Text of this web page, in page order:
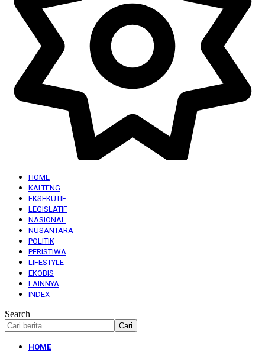
HOME
KALTENG
EKSEKUTIF
LEGISLATIF
NASIONAL
NUSANTARA
POLITIK
PERISTIWA
LIFESTYLE
EKOBIS
LAINNYA
INDEX
Search
HOME